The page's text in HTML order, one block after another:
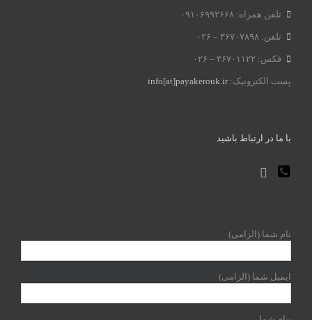
تلفن همراه: ۰۹۱۰۶۹۹۲۶۶۸
تلفن: ۳۶۷۰۷۸۹۸ – ۰۲۶
فکس: ۳۶۷۰۱۱۲۲ – ۰۲۶
پست الکترونیک:info[at]payakerouk.ir
با ما در ارتباط باشید
نام شما (الزامی)
ایمیل شما (الزامی)